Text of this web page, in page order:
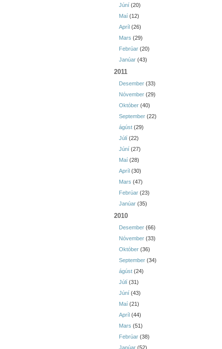
Júní (20)
Maí (12)
Apríl (26)
Mars (29)
Febrúar (20)
Janúar (43)
2011
Desember (33)
Nóvember (29)
Október (40)
September (22)
ágúst (29)
Júlí (22)
Júní (27)
Maí (28)
Apríl (30)
Mars (47)
Febrúar (23)
Janúar (35)
2010
Desember (66)
Nóvember (33)
Október (36)
September (34)
ágúst (24)
Júlí (31)
Júní (43)
Maí (21)
Apríl (44)
Mars (51)
Febrúar (38)
Janúar (52)